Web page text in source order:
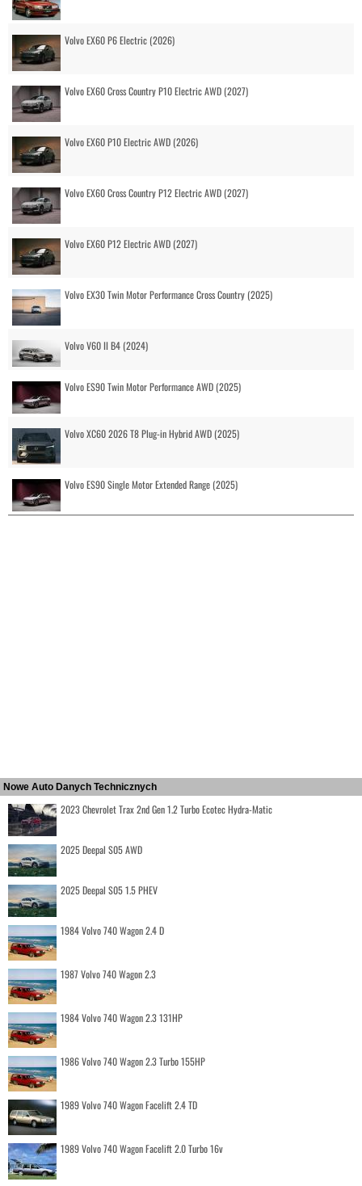
Volvo EX60 P6 Electric (2026)
Volvo EX60 Cross Country P10 Electric AWD (2027)
Volvo EX60 P10 Electric AWD (2026)
Volvo EX60 Cross Country P12 Electric AWD (2027)
Volvo EX60 P12 Electric AWD (2027)
Volvo EX30 Twin Motor Performance Cross Country (2025)
Volvo V60 II B4 (2024)
Volvo ES90 Twin Motor Performance AWD (2025)
Volvo XC60 2026 T8 Plug-in Hybrid AWD (2025)
Volvo ES90 Single Motor Extended Range (2025)
Nowe Auto Danych Technicznych
2023 Chevrolet Trax 2nd Gen 1.2 Turbo Ecotec Hydra-Matic
2025 Deepal S05 AWD
2025 Deepal S05 1.5 PHEV
1984 Volvo 740 Wagon 2.4 D
1987 Volvo 740 Wagon 2.3
1984 Volvo 740 Wagon 2.3 131HP
1986 Volvo 740 Wagon 2.3 Turbo 155HP
1989 Volvo 740 Wagon Facelift 2.4 TD
1989 Volvo 740 Wagon Facelift 2.0 Turbo 16v